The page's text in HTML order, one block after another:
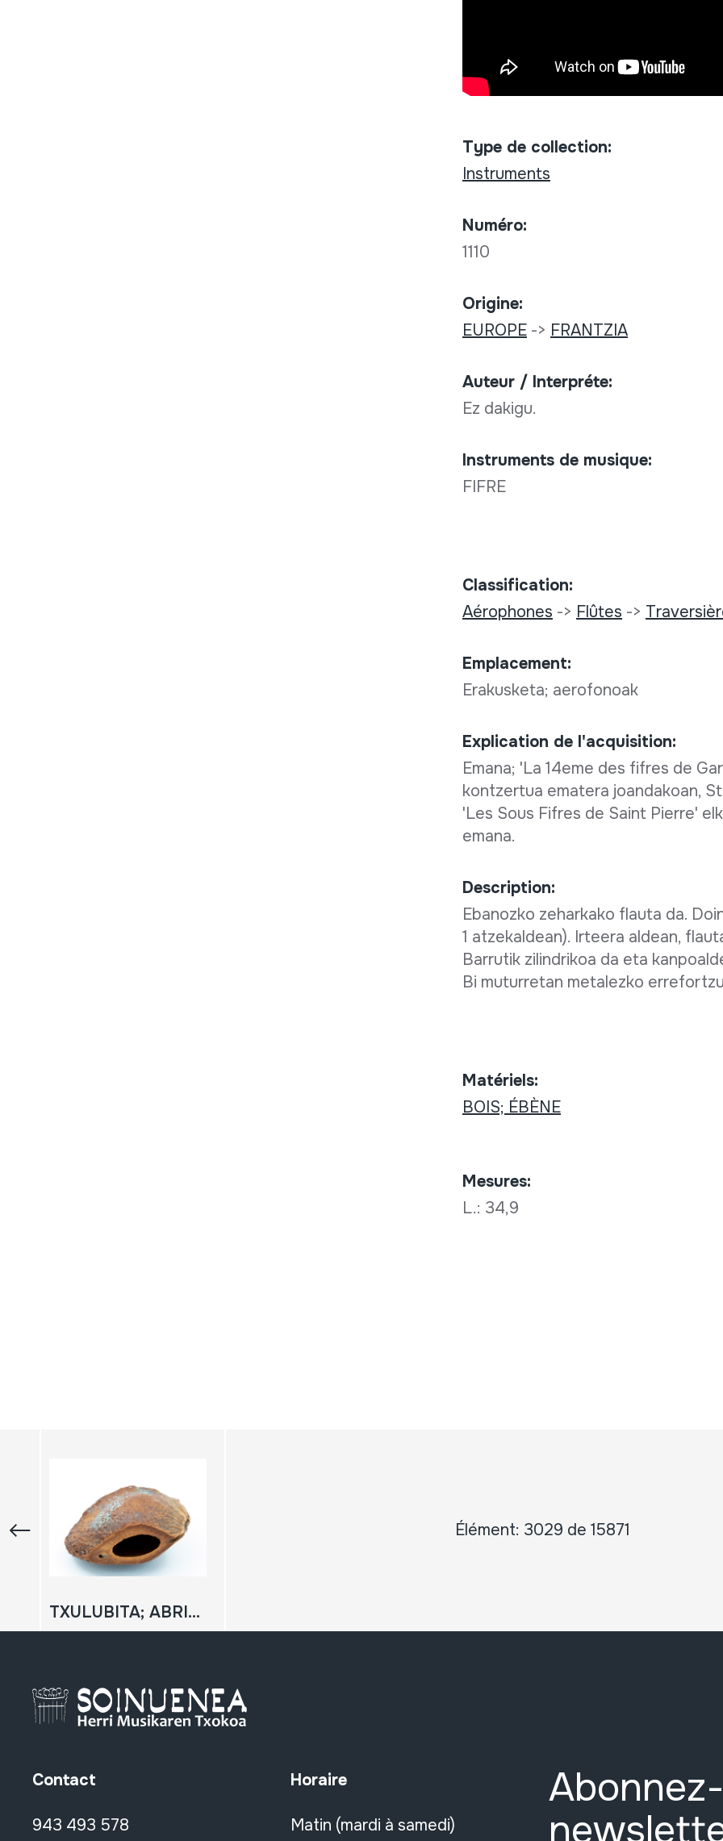
Type de collection:
Instruments
Numéro:
1110
Origine:
EUROPE-> FRANTZIA
Auteur / Interpréte:
Ez dakigu.
Instruments de musique:
FIFRE
Classification:
Aérophones -> Flûtes ->
Emplacement:
Erakusketa; aerofonoak
Explication de l'acquisition:
Emana; 'La 14eme des fifres de
kontzertua ematera joandakoan,
'Les Sous Fifres de Saint Pierre'
emana.
Description:
Ebanozko zeharkako flauta da.
1 atzekaldean). Irteera aldean,
Barrutik zilindrikoa da eta
Bi muturretan metalezko
Matériels:
BOIS; ÉBÈNE
Mesures:
L.: 34,9
Élément: 3029 de 15871
TXULUBITA; ABRIKOT HEZURRA
Contact
943 493 578
Horaire
Matin (mardi à samedi)